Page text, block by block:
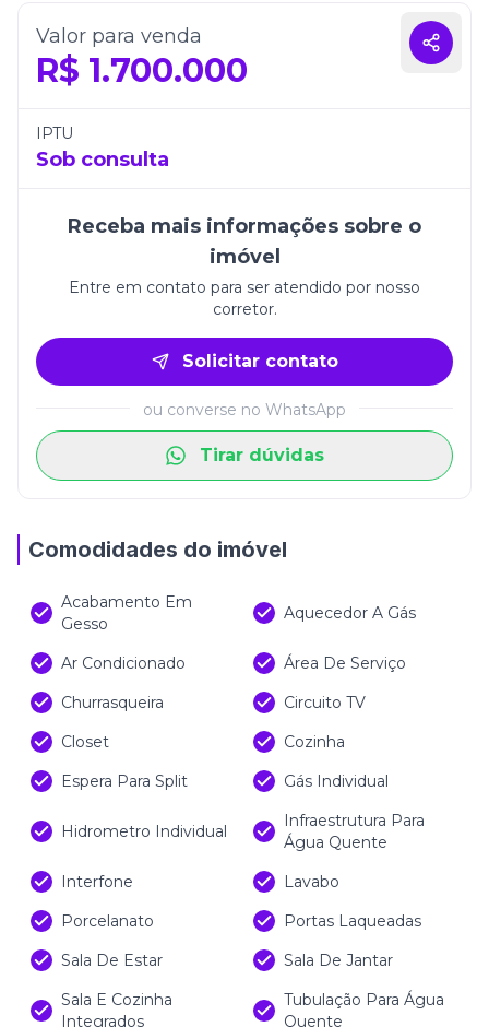
Além disso, o imóvel dispõe de uma vaga de
garagem, garantindo praticidade no cotidiano. O
empreendimento se destaca pela localização
comércios, serviços e às belezas naturais da região,
unindo praticidade urbana e a tranquilidade do
OMS Construções
Empreendimentos:Granada Residencial
Valor para venda
R$ 1.700.000
IPTU
Sob consulta
Receba mais informações sobre o
imóvel
Entre em contato para ser atendido por nosso
corretor.
Solicitar contato
ou converse no WhatsApp
Tirar dúvidas
Comodidades do imóvel
Acabamento Em
Gesso
Aquecedor A Gás
Ar Condicionado
Área De Serviço
Churrasqueira
Circuito TV
Closet
Cozinha
Espera Para Split
Gás Individual
Hidrometro Individual
Infraestrutura Para
Água Quente
Interfone
Lavabo
Porcelanato
Portas Laqueadas
Sala De Estar
Sala De Jantar
Sala E Cozinha
Integrados
Tubulação Para Água
Quente